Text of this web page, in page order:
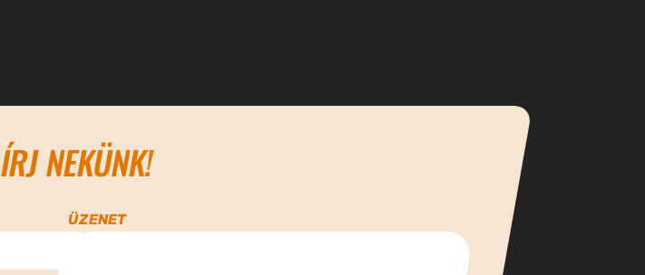
ÍRJ NEKÜNK!
ÜZENET